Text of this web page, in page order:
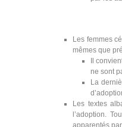
Les femmes
mêmes que
Il
ne sont
La
Les textes
l’adoption.